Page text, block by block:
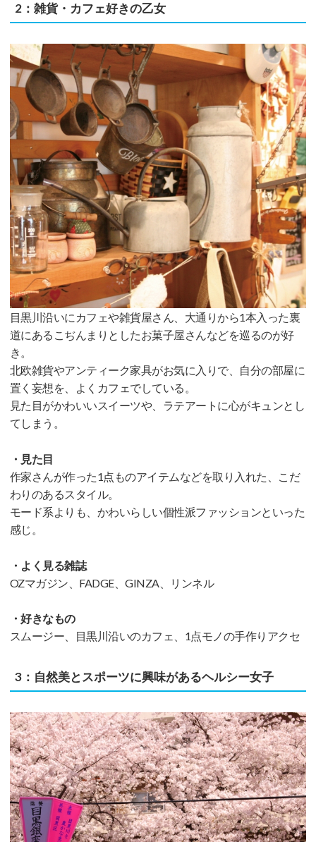
2：雑貨・カフェ好きの乙女
目黒川沿いにカフェや雑貨屋さん、大通りから1本入った裏
道にあるこぢんまりとしたお菓子屋さんなどを巡るのが好
き。
北欧雑貨やアンティーク家具がお気に入りで、自分の部屋に
置く妄想を、よくカフェでしている。
見た目がかわいいスイーツや、ラテアートに心がキュンとし
てしまう。
・見た目
作家さんが作った1点ものアイテムなどを取り入れた、こだ
わりのあるスタイル。
モード系よりも、かわいらしい個性派ファッションといった
感じ。
・よく見る雑誌
OZマガジン、FADGE、GINZA、リンネル
・好きなもの
スムージー、目黒川沿いのカフェ、1点モノの手作りアクセ
3：自然美とスポーツに興味があるヘルシー女子